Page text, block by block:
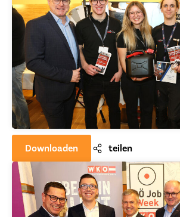
Downloaden teilen